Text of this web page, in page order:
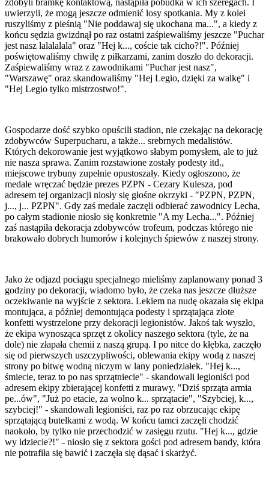
zdobyli bramkę kontaktową, nastąpiła pobudka w ich szeregach. I
uwierzyli, że mogą jeszcze odmienić losy spotkania. My z kolei
ruszyliśmy z pieśnią "Nie poddawaj się ukochana ma...", a kiedy z
końcu sędzia gwizdnął po raz ostatni zaśpiewaliśmy jeszcze "Puchar
jest nasz lalalalala" oraz "Hej k..., coście tak cicho?!". Później
poświętowaliśmy chwilę z piłkarzami, zanim doszło do dekoracji.
Zaśpiewaliśmy wraz z zawodnikami "Puchar jest nasz",
"Warszawę" oraz skandowaliśmy "Hej Legio, dzięki za walkę" i
"Hej Legio tylko mistrzostwo!".
Gospodarze dość szybko opuścili stadion, nie czekając na dekorację
zdobywców Superpucharu, a także... srebrnych medalistów.
Których dekorowanie jest wyjątkowo słabym pomysłem, ale to już
nie nasza sprawa. Zanim rozstawione zostały podesty itd.,
miejscowe trybuny zupełnie opustoszały. Kiedy ogłoszono, że
medale wręczać będzie prezes PZPN - Cezary Kulesza, pod
adresem tej organizacji niosły się głośne okrzyki - "PZPN, PZPN,
j..., j... PZPN". Gdy zaś medale zaczęli odbierać zawodnicy Lecha,
po całym stadionie niosło się konkretnie "A my Lecha...". Później
zaś nastąpiła dekoracja zdobywców trofeum, podczas którego nie
brakowało dobrych humorów i kolejnych śpiewów z naszej strony.
Jako że odjazd pociągu specjalnego mieliśmy zaplanowany ponad 3
godziny po dekoracji, wiadomo było, że czeka nas jeszcze dłuższe
oczekiwanie na wyjście z sektora. Lekiem na nudę okazała się ekipa
montująca, a później demontująca podesty i sprzątająca złote
konfetti wystrzelone przy dekoracji legionistów. Jakoś tak wyszło,
że ekipa wynosząca sprzęt z okolicy naszego sektora (tyle, że na
dole) nie złapała chemii z naszą grupą. I po nitce do kłębka, zaczęło
się od pierwszych uszczypliwości, oblewania ekipy wodą z naszej
strony po bitwę wodną niczym w lany poniedziałek. "Hej k...,
śmiecie, teraz to po nas sprzątniecie" - skandowali legioniści pod
adresem ekipy zbierającej konfetti z murawy. "Dziś sprząta armia
pe...ów", "Już po etacie, za wolno k... sprzątacie", "Szybciej, k...,
szybciej!" - skandowali legioniści, raz po raz obrzucając ekipę
sprzątającą butelkami z wodą. W końcu tamci zaczęli chodzić
naokoło, by tylko nie przechodzić w zasięgu rzutu. "Hej k..., gdzie
wy idziecie?!" - niosło się z sektora gości pod adresem bandy, która
nie potrafiła się bawić i zaczęła się dąsać i skarżyć.